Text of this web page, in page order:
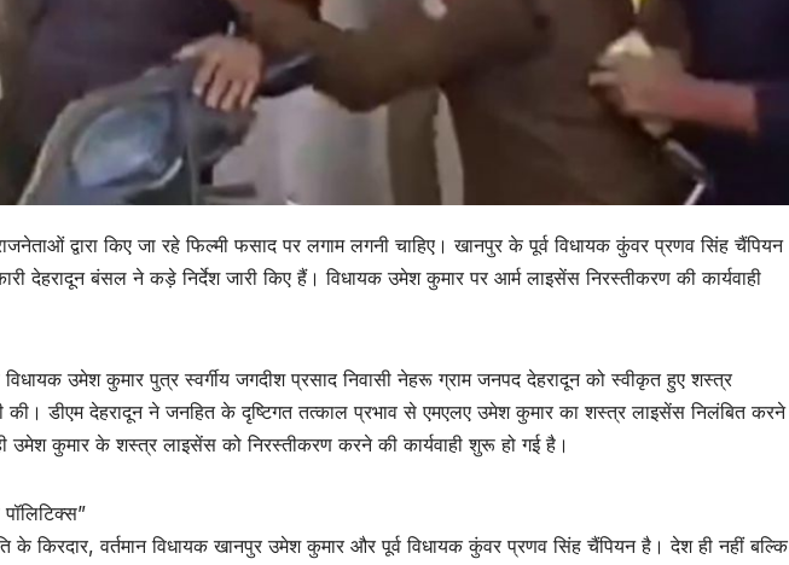
द्वारा किए जा रहे फिल्मी फसाद पर लगाम लगनी चाहिए। खानपुर के पूर्व विधायक कुंवर प्रणव सिंह चैंपियन
देहरादून बंसल ने कड़े निर्देश जारी किए हैं। विधायक उमेश कुमार पर आर्म लाइसेंस निरस्तीकरण की कार्यवाही
उमेश कुमार पुत्र स्वर्गीय जगदीश प्रसाद निवासी नेहरू ग्राम जनपद देहरादून को स्वीकृत हुए शस्त्र
की। डीएम देहरादून ने जनहित के दृष्टिगत तत्काल प्रभाव से एमएलए उमेश कुमार का शस्त्र लाइसेंस निलंबित करने
कुमार के शस्त्र लाइसेंस को निरस्तीकरण करने की कार्यवाही शुरू हो गई है।
के किरदार, वर्तमान विधायक खानपुर उमेश कुमार और पूर्व विधायक कुंवर प्रणव सिंह चैंपियन है। देश ही नहीं बल्कि